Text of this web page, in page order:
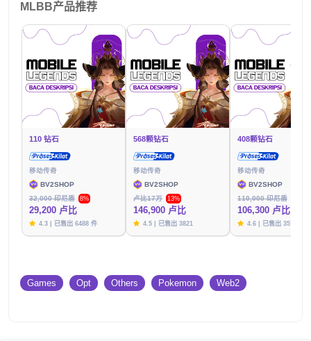
MLBB产品推荐
110 钻石
移动传奇
BV2SHOP
32,000 印尼盾
8%
29,200 卢比
4.3 | 已售出 6488 件
568颗钻石
移动传奇
BV2SHOP
卢比17万
13%
146,900 卢比
4.5 | 已售出 3821
408颗钻石
移动传奇
BV2SHOP
110,000 印尼盾
106,300 卢比
4.6 | 已售出 3576
Games Opt Others Pokemon Web2